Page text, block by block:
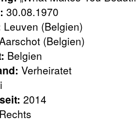
30.08.1970
Leuven (Belgien)
(Belgien)
Belgien
Verheiratet
2014
Rechts